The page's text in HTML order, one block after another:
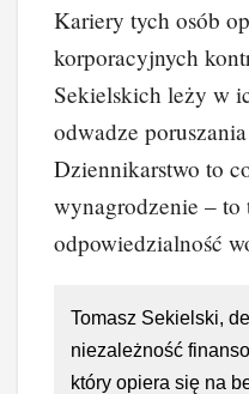
Kariery tych osób
korporacyjnych
Sekielskich leży w
odwadze
Dziennikarstwo to
wynagrodzenie – to
odpowiedzialność
Tomasz Sekielski,
niezależność
który opiera się na